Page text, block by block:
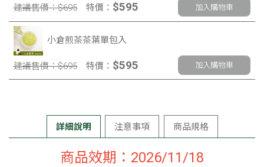
建議售價：$695 特價： $595 加入購物車
小倉煎茶茶葉單包入
建議售價：$695 特價： $595 加入購物車
詳細說明 注意事項 商品規格
商品效期：2026/11/18